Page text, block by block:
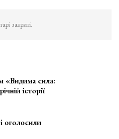
закриті.
«Видима сила:
історії
оголосили